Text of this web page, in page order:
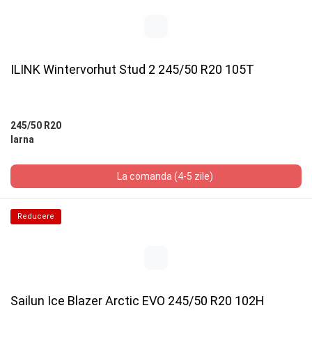
ILINK Wintervorhut Stud 2 245/50 R20 105T
245/50 R20
Iarna
La comanda (4-5 zile)
Reducere
Sailun Ice Blazer Arctic EVO 245/50 R20 102H